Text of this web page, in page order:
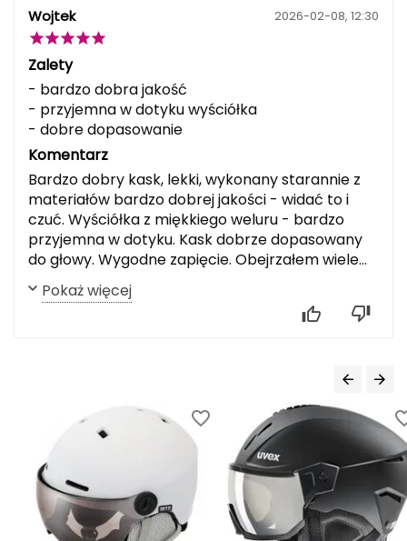
Granger's
Grivel
Gumbies
HAGLÖFS
HMS
HMS PREMIUM
Hydrapak
Hydro Flask
Wojtek 2026-02-08, 12:30
Zalety
- bardzo dobra jakość
- przyjemna w dotyku wyściółka
- dobre dopasowanie
Komentarz
Bardzo dobry kask, lekki, wykonany starannie z
materiałów bardzo dobrej jakości - widać to i
czuć. Wyściółka z miękkiego weluru - bardzo
przyjemna w dotyku. Kask dobrze dopasowany
do głowy. Wygodne zapięcie. Obejrzałem wiele
kasków i moim zdaniem w cenie ok. 350 zł to
najlepszy wybór. Zdecydowanie polecam!
Pokaż więcej